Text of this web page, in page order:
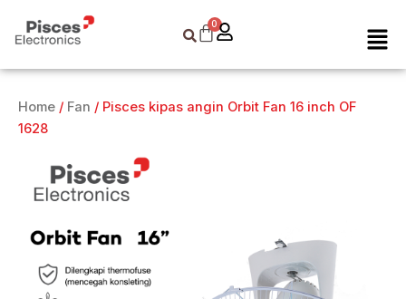
Home / Fan / Pisces kipas angin Orbit Fan 16 inch OF
1628